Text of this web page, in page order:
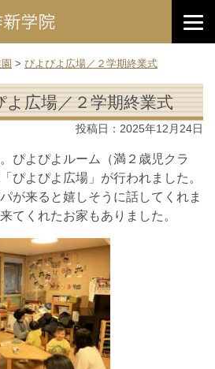
> ぴよぴよ広場／２学期終業式
よ広場／２学期終業式
投稿日： 2025年12月24日
ぴよぴよルーム（満２歳児クラ
ぴよぴよ広場」が行われました。
が来ると嬉しそうに話してくれま
てくれたお家もありました。